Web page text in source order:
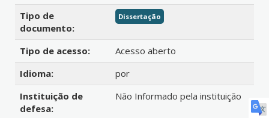
Tipo de
documento:
Dissertação
Tipo de acesso:
Acesso aberto
Idioma:
por
Instituição de
defesa:
Não Informado pela instituição